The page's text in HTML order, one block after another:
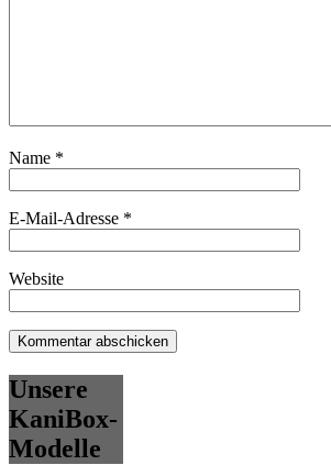
Name *
E-Mail-Adresse *
Website
Unsere
KaniBox-
Modelle